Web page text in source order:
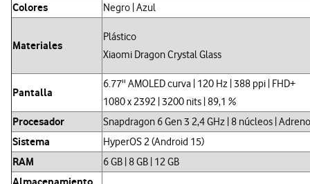
Colores Negro | Azul
Materiales
Plástico
Xiaomi Dragon Crystal Glass
Pantalla
6.77'' AMOLED curva | 120 Hz | 388 ppi | FHD+
1080 x 2392 | 3200 nits | 89,1 %
Procesador Snapdragon 6 Gen 3 2,4 GHz | 8 núcleos |
Sistema HyperOS 2 (Android 15)
RAM 6 GB | 8 GB | 12 GB